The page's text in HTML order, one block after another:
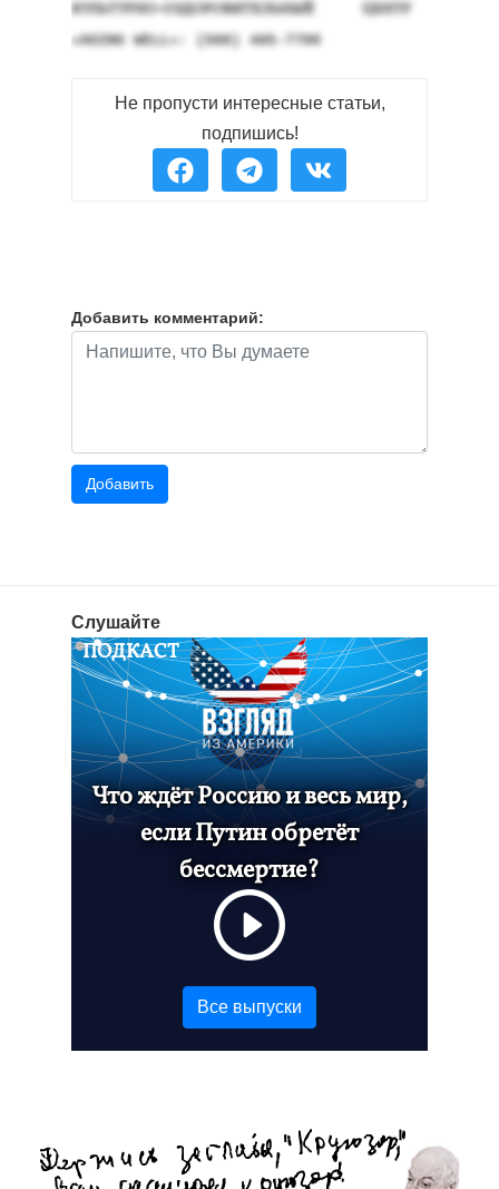
КУЛЬ­ТУР­НО-ОЗ­ДО­РОВИ­ТЕЛЬ­НЫЙ ЦЕНТР
«AGING WELL»: (508) 485-7700
Не пропусти интересные статьи,
подпишись!
Добавить комментарий:
Слушайте
ПОДКАСТ
Что ждёт Россию и весь мир,
если Путин обретёт
бессмертие?
Все выпуски